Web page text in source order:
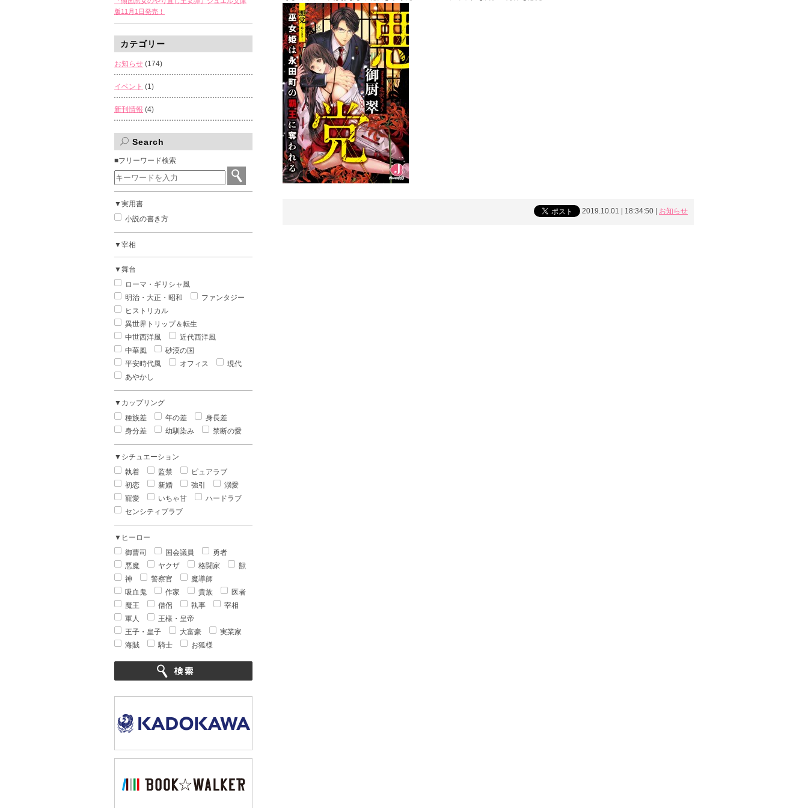
版11月1日発売！
カテゴリー
お知らせ (174)
イベント (1)
新刊情報 (4)
Search
■フリーワード検索
▼実用書
小説の書き方
▼宰相
▼舞台
ローマ・ギリシャ風
明治・大正・昭和
ファンタジー
ヒストリカル
異世界トリップ＆転生
中世西洋風
近代西洋風
中華風
砂漠の国
平安時代風
オフィス
現代
あやかし
▼カップリング
種族差
年の差
身長差
身分差
幼馴染み 禁断の愛
▼シチュエーション
執着
監禁
ピュアラブ
初恋
新婚 強引
溺愛
寵愛
いちゃ甘
ハードラブ
センシティブラブ
▼ヒーロー
御曹司
国会議員
勇者
悪魔
ヤクザ 格闘家
獣
神
警察官
魔導師
吸血鬼
作家 貴族
医者
魔王
僧侶 執事
宰相
軍人
王様・皇帝
王子・皇子
大富豪
実業家
海賊
騎士 お狐様
2019.10.01 | 18:34:50 お知らせ